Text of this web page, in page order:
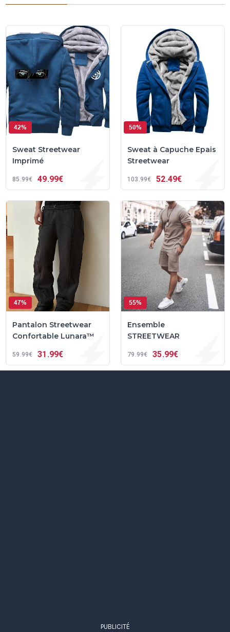
42%
Sweat Streetwear
Imprimé
85 99€ 49 99€
50%
Sweat à Capuche Epais
Streetwear
103 99€ 52 49€
47%
Pantalon Streetwear
Confortable Lunara™
59 99€ 31 99€
55%
Ensemble
STREETWEAR
79 99€ 35 99€
PUBLICITÉ